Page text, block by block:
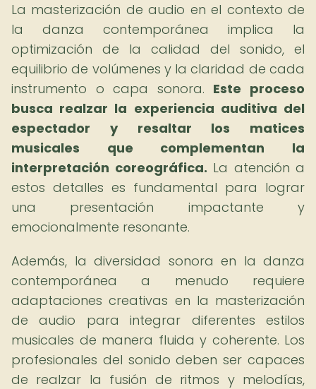
La masterización de audio en el contexto de
la danza contemporánea implica la
optimización de la calidad del sonido, el
equilibrio de volúmenes y la claridad de cada
instrumento o capa sonora. Este proceso
busca realzar la experiencia auditiva del
espectador y resaltar los matices
musicales que complementan la
interpretación coreográfica. La atención a
estos detalles es fundamental para lograr
una presentación impactante y
emocionalmente resonante.
Además, la diversidad sonora en la danza
contemporánea a menudo requiere
adaptaciones creativas en la masterización
de audio para integrar diferentes estilos
musicales de manera fluida y coherente. Los
profesionales del sonido deben ser capaces
de realzar la fusión de ritmos y melodías,